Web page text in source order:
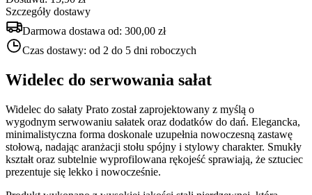
Szczegóły dostawy
Darmowa dostawa od: 300,00 zł
Czas dostawy: od 2 do 5 dni roboczych
Widelec do serwowania sałat
Widelec do sałaty Prato został zaprojektowany z myślą o
wygodnym serwowaniu sałatek oraz dodatków do dań. Elegancka,
minimalistyczna forma doskonale uzupełnia nowoczesną zastawę
stołową, nadając aranżacji stołu spójny i stylowy charakter. Smukły
kształt oraz subtelnie wyprofilowana rękojeść sprawiają, że sztuciec
prezentuje się lekko i nowocześnie.